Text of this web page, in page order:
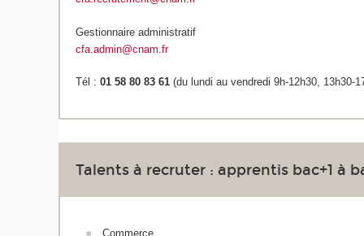
Gestionnaire administratif
cfa.admin@cnam.fr
Tél :01 58 80 83 61 (du lundi au vendredi 9h-12h30, 13h30-
Talents à recruter : apprentis bac+1 à
Commerce